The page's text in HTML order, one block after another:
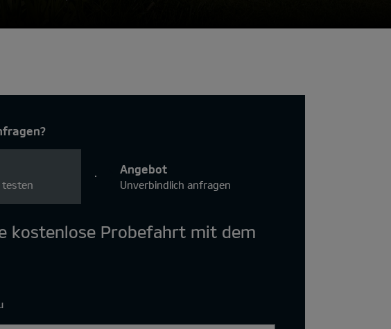
testen
Angebot
Unverbindlich anfragen
kostenlose Probefahrt mit dem